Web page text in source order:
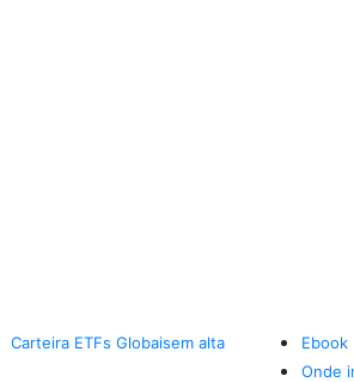
Carteira ETFs Globaisem alta
Ebook
Onde